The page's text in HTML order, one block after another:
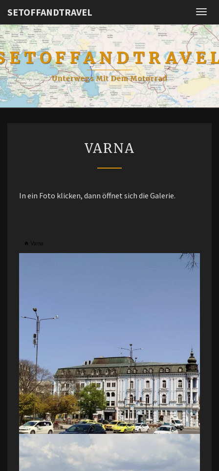
SETOFFANDTRAVEL
Unterwegs Mit Dem Motorrad
VARNA
In ein Foto klicken, dann öffnet sich die Galerie.